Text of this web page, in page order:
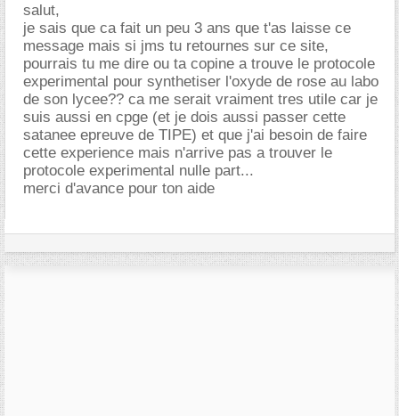
salut,
je sais que ca fait un peu 3 ans que t'as laisse ce
message mais si jms tu retournes sur ce site,
pourrais tu me dire ou ta copine a trouve le protocole
experimental pour synthetiser l'oxyde de rose au labo
de son lycee?? ca me serait vraiment tres utile car je
suis aussi en cpge (et je dois aussi passer cette
satanee epreuve de TIPE) et que j'ai besoin de faire
cette experience mais n'arrive pas a trouver le
protocole experimental nulle part...
merci d'avance pour ton aide